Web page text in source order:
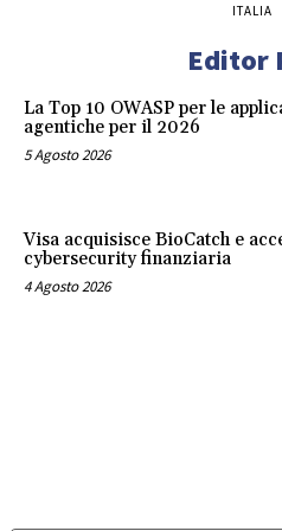
ITALIA
Editor
La Top 10 OWASP per le
agentiche per il 2026
5 Agosto 2026
Visa acquisisce BioCatch e
cybersecurity finanziaria
4 Agosto 2026